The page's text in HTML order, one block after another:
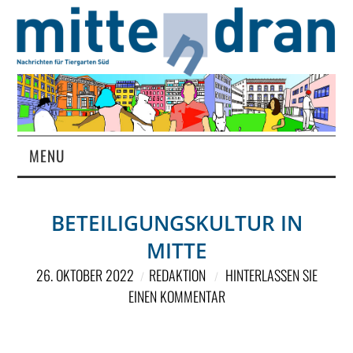
MENU
MAGAZIN
ÜBER UNS
BETEILIGUNGSKULTUR IN
MITTE
26. OKTOBER 2022 REDAKTION
HINTERLASSEN SIE
EINEN KOMMENTAR